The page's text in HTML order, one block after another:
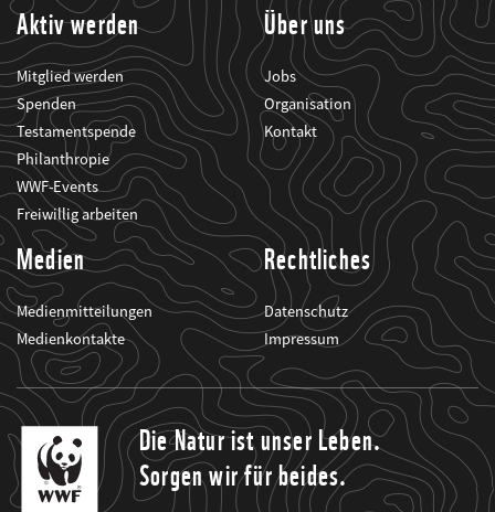
Aktiv werden
Mitglied werden
Spenden
Testamentspende
Philanthropie
WWF-Events
Freiwillig arbeiten
Über uns
Jobs
Organisation
Kontakt
Medien
Medienmitteilungen
Medienkontakte
Rechtliches
Datenschutz
Impressum
Die Natur ist unser Leben.
Sorgen wir für beides.